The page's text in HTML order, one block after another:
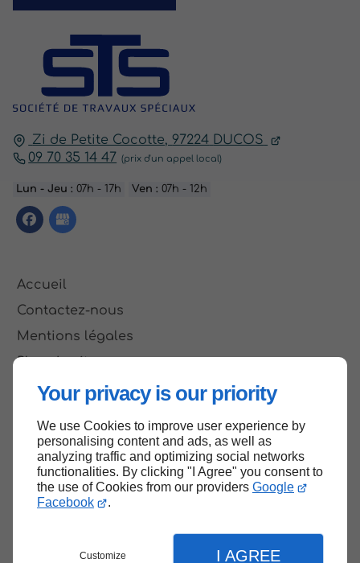
Your privacy is our priority
We use Cookies to improve user experience by
personalising content and ads, as well as
analyzing traffic and optimizing social networks
functionalities. By clicking "I Agree" you consent to
the use of Cookies from our providers Google
Facebook
.
Customize I AGREE
Zi de Petite Cocotte, 97224 DUCOS
09 70 35 14 47
Lun - Jeu :07h - 17h Ven :07h - 12h
Accueil
Contactez-nous
Mentions légales
Plan du site
Haut de page